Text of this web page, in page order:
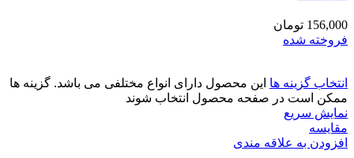
156,000 تومان
فروخته شده
انتخاب گزینه ها این محصول دارای انواع مختلفی می باشد. گزینه ها
ممکن است در صفحه محصول انتخاب شوند
نمایش سریع
مقايسه
افزودن به علاقه مندی